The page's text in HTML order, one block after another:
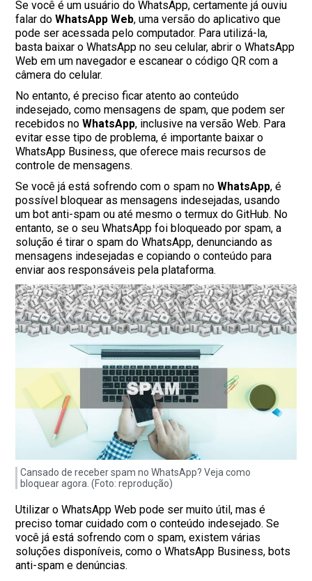
Se você é um usuário do WhatsApp, certamente já ouviu
falar doWhatsApp Web, uma versão do aplicativo que
pode ser acessada pelo computador. Para utilizá-la,
basta baixar o WhatsApp no seu celular, abrir o WhatsApp
Web em um navegador e escanear o código QR com a
câmera do celular.
No entanto, é preciso ficar atento ao conteúdo
indesejado, como mensagens de spam, que podem ser
recebidos noWhatsApp, inclusive na versão Web. Para
evitar esse tipo de problema, é importante baixar o
WhatsApp Business, que oferece mais recursos de
controle de mensagens.
Se você já está sofrendo com o spam noWhatsApp, é
possível bloquear as mensagens indesejadas, usando
um bot anti-spam ou até mesmo o termux do GitHub. No
entanto, se o seu WhatsApp foi bloqueado por spam, a
solução é tirar o spam do WhatsApp, denunciando as
mensagens indesejadas e copiando o conteúdo para
enviar aos responsáveis pela plataforma.
Cansado de receber spam no WhatsApp? Veja como
bloquear agora. (Foto: reprodução)
Utilizar o WhatsApp Web pode ser muito útil, mas é
preciso tomar cuidado com o conteúdo indesejado. Se
você já está sofrendo com o spam, existem várias
soluções disponíveis, como o WhatsApp Business, bots
anti-spam e denúncias.